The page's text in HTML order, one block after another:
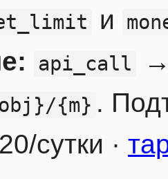
и
api_call
{m} .
сутки ·